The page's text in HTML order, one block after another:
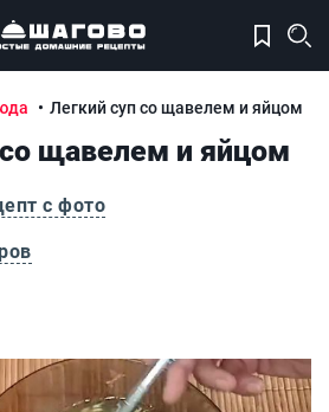
Легкий суп со щавелем и яйцом
щавелем и яйцом
с фото
и яйцом